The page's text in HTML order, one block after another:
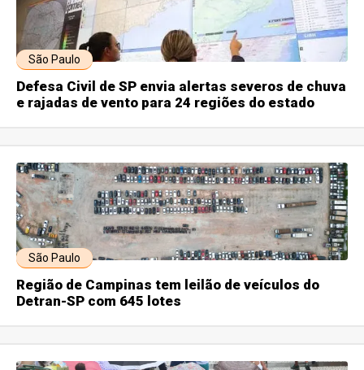
São Paulo
Defesa Civil de SP envia alertas severos de chuva
e rajadas de vento para 24 regiões do estado
São Paulo
Região de Campinas tem leilão de veículos do
Detran-SP com 645 lotes